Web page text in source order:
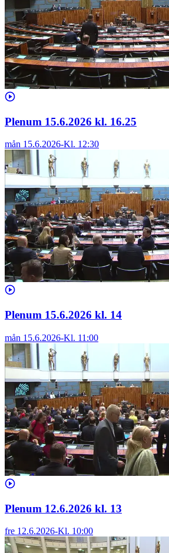
Plenum 15.6.2026 kl. 16.25
mån 15.6.2026-Kl. 12:30
Plenum 15.6.2026 kl. 14
mån 15.6.2026-Kl. 11:00
Plenum 12.6.2026 kl. 13
fre 12.6.2026-Kl. 10:00